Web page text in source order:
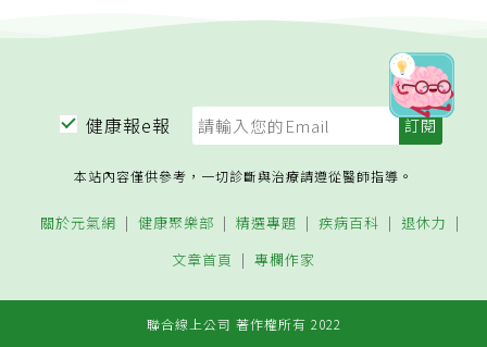
健康報e報
本站內容僅供參考，一切診斷與治療請遵從醫師指導。
關於元氣網 健康聚樂部 精選專題 疾病百科
退休力
文章首頁
專欄作家
聯合線上公司 著作權所有 2022